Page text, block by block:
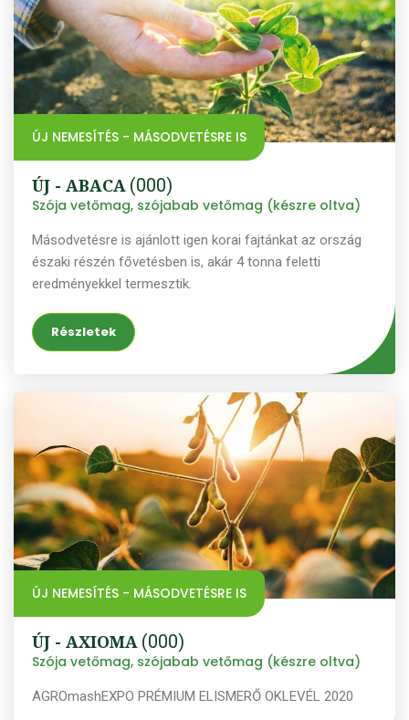
ÚJ NEMESÍTÉS - MÁSODVETÉSRE IS
ÚJ - ABACA (000)
Szója vetőmag, szójabab vetőmag (készre oltva)
Másodvetésre is ajánlott igen korai fajtánkat az ország
északi részén fővetésben is, akár 4 tonna feletti
eredményekkel termesztik.
Részletek
ÚJ NEMESÍTÉS - MÁSODVETÉSRE IS
ÚJ - AXIOMA (000)
Szója vetőmag, szójabab vetőmag (készre oltva)
AGROmashEXPO PRÉMIUM ELISMERŐ OKLEVÉL 2020